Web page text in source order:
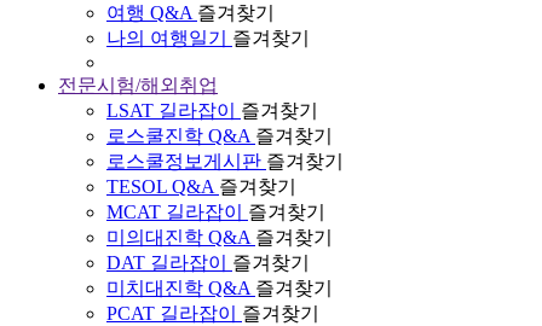
여행 Q&A 즐겨찾기
나의 여행일기
즐겨찾기
전문시험/해외취업
LSAT 길라잡이
즐겨찾기
로스쿨진학 Q&A 즐겨찾기
로스쿨정보게시판 즐겨찾기
TESOL Q&A 즐겨찾기
MCAT 길라잡이
즐겨찾기
미의대진학 Q&A 즐겨찾기
DAT 길라잡이
즐겨찾기
미치대진학 Q&A 즐겨찾기
PCAT 길라잡이
즐겨찾기